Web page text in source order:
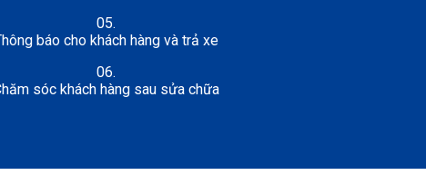
05.
báo cho khách hàng và trả xe
06.
sóc khách hàng sau sửa chữa